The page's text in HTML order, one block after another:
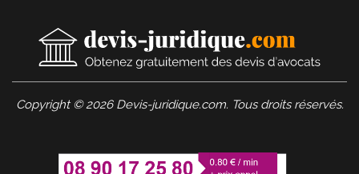
Copyright © 2026 Devis-juridique.com. Tous droits réservés.